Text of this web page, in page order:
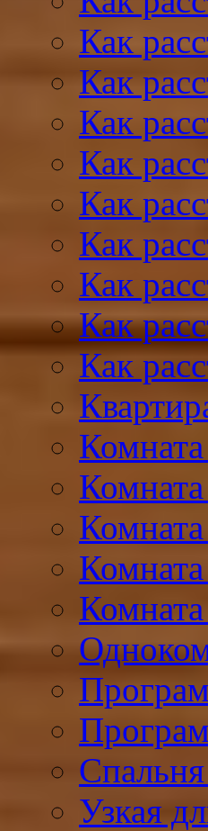
Как
Как
Как
Как
Как
Как
Как
Как
Как
Узкая